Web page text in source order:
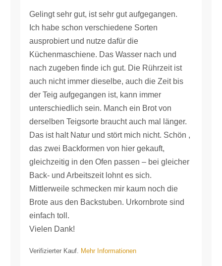
5von 5
Gelingt sehr gut, ist sehr gut aufgegangen.
Ich habe schon verschiedene Sorten
ausprobiert und nutze dafür die
Küchenmaschiene. Das Wasser nach und
nach zugeben finde ich gut. Die Rührzeit ist
auch nicht immer dieselbe, auch die Zeit bis
der Teig aufgegangen ist, kann immer
unterschiedlich sein. Manch ein Brot von
derselben Teigsorte braucht auch mal länger.
Das ist halt Natur und stört mich nicht. Schön ,
das zwei Backformen von hier gekauft,
gleichzeitig in den Ofen passen – bei gleicher
Back- und Arbeitszeit lohnt es sich.
Mittlerweile schmecken mir kaum noch die
Brote aus den Backstuben. Urkornbrote sind
einfach toll.
Vielen Dank!
Verifizierter Kauf. Mehr Informationen